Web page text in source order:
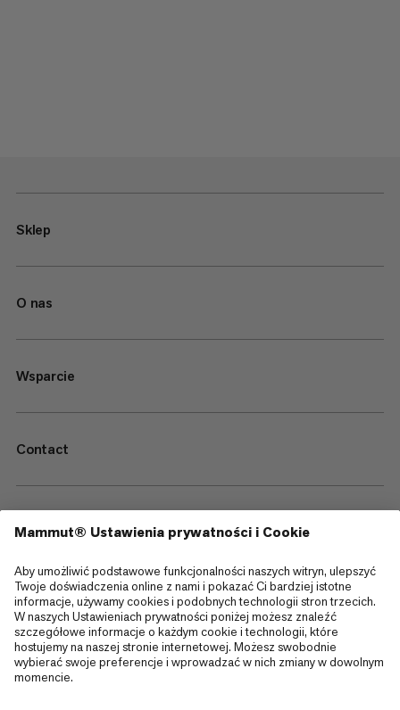
Sklep
O nas
Wsparcie
Contact
—
Sitemap
Cookies